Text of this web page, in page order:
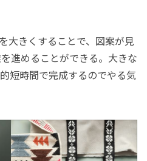
大きくすることで、図案が見
進めることができる。大きな
短時間で完成するのでやる気